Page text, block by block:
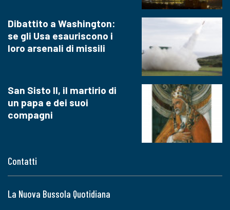
Contatti
La Nuova Bussola Quotidiana
Dibattito a Washington:
se gli Usa esauriscono i
loro arsenali di missili
San Sisto II, il martirio di
un papa e dei suoi
compagni